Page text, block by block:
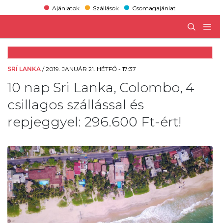
Ajánlatok Szállások Csomagajánlat
SRÍ LANKA /2019. JANUÁR 21. HÉTFŐ - 17:37
10 nap Sri Lanka, Colombo, 4
csillagos szállással és
repjeggyel: 296.600 Ft-ért!